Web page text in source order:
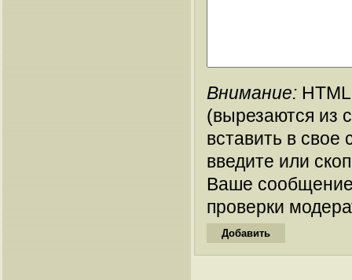
Внимание:
(вырезаются из
вставить в
введите или
Ваше
проверки